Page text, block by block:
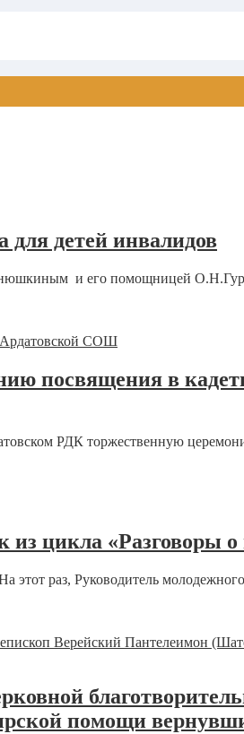
для детей инвалидов
и его помощницей
посвящения в
РДК торжественную
цикла «Разговоры
раз, Руководитель
помощи